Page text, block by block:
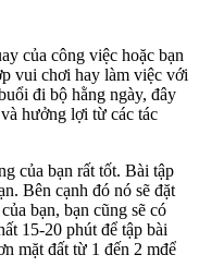
của công việc hoặc bạn
vui chơi hay làm việc với
đi bộ hằng ngày, đây
hưởng lợi từ các tác
của bạn rất tốt. Bài tập
Bên cạnh đó nó sẽ đặt
bạn, bạn cũng sẽ có
15-20 phút để tập bài
mặt đất từ 1 đến 2 mđể